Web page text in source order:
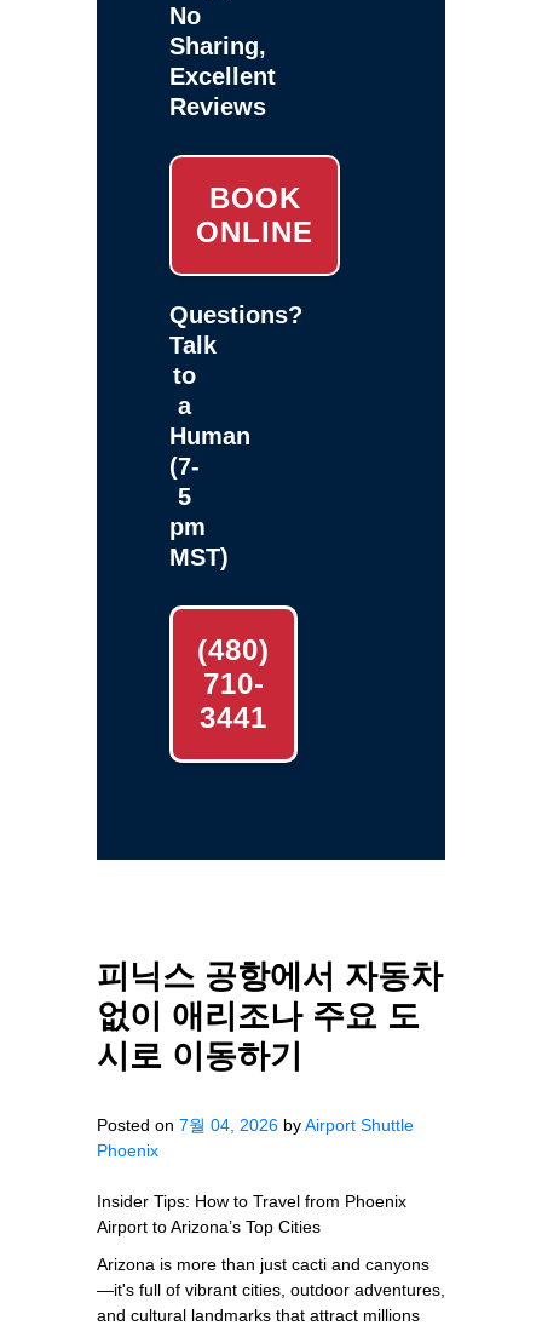
No
Sharing,
Excellent
Reviews
BOOK
ONLINE
Questions?
Talk
to
a
Human
(7-
5
pm
MST)
(480)
710-
3441
피닉스 공항에서 자동차
없이 애리조나 주요 도
시로 이동하기
Posted on 7월 04, 2026 byAirport Shuttle
Phoenix
Insider Tips: How to Travel from Phoenix
Airport to Arizona’s Top Cities
Arizona is more than just cacti and canyons
—it's full of vibrant cities, outdoor adventures,
and cultural landmarks that attract millions